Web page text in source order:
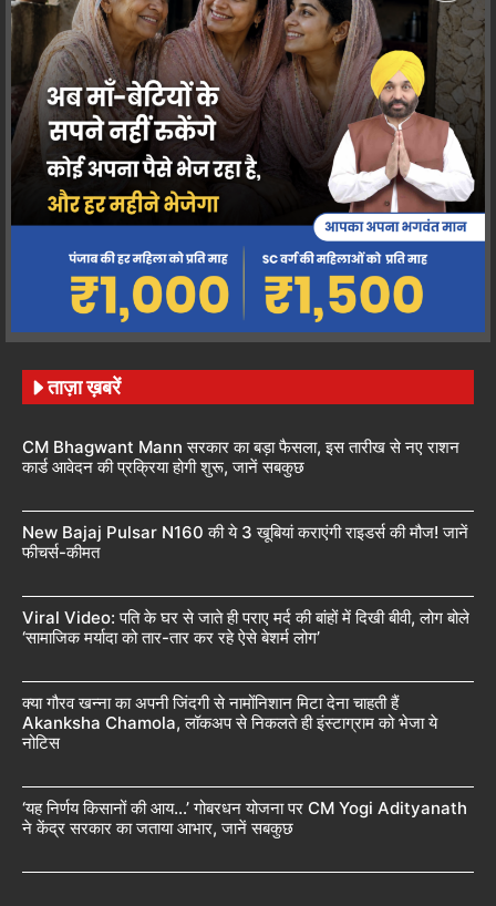
ताज़ा ख़बरें
CM Bhagwant Mann सरकार का बड़ा फैसला, इस तारीख से नए राशन
कार्ड आवेदन की प्रक्रिया होगी शुरू, जानें सबकुछ
New Bajaj Pulsar N160 की ये 3 खूबियां कराएंगी राइडर्स की मौज! जानें
फीचर्स-कीमत
Viral Video: पति के घर से जाते ही पराए मर्द की बांहों में दिखी बीवी, लोग बोले
‘सामाजिक मर्यादा को तार-तार कर रहे ऐसे बेशर्म लोग’
क्या गौरव खन्ना का अपनी जिंदगी से नामोंनिशान मिटा देना चाहती हैं
Akanksha Chamola, लॉकअप से निकलते ही इंस्टाग्राम को भेजा ये
नोटिस
‘यह निर्णय किसानों की आय…’ गोबरधन योजना पर CM Yogi Adityanath
ने केंद्र सरकार का जताया आभार, जानें सबकुछ